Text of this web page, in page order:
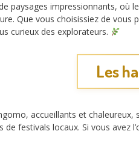
paysages impressionnants, où
Que vous choisissiez de
curieux des explorateurs.
Les
accueillants et
de festivals locaux. Si vous avez